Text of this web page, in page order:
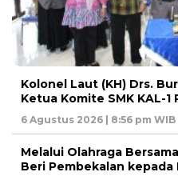
Kolonel Laut (KH) Drs.
Ketua Komite SMK KAL-
6 Agustus 2026 | 8:56 pm WIB
Melalui Olahraga
Beri Pembekalan kepada